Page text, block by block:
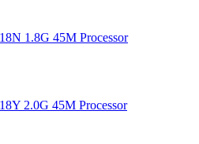
1.8G 45M Processor
2.0G 45M Processor